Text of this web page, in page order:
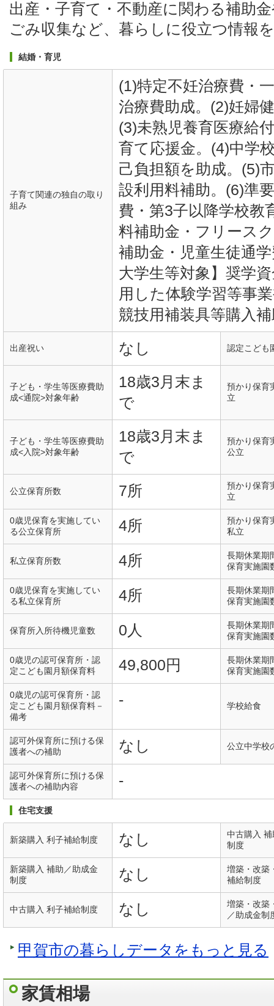
出産・子育て・不動産に関わる補助
ごみ収集など、暮らしに役立つ情報
結婚・育児
子育て関連の独自の取り
組み
(1)特定不妊治療費・
治療費助成。(2)妊婦
(3)未熟児養育医療給
育て応援金。(4)中学
己負担額を助成。(5)
設利用料補助。(6)準
費・第3子以降学校教
料補助金・フリース
補助金・児童生徒通
大学生等対象】奨学
用した体験学習等事
競技用補装具等購入
出産祝い なし 認定こども
子ども・学生等医療費助
成<通院>対象年齢
18歳3月末ま
で
預かり保育
立
子ども・学生等医療費助
成<入院>対象年齢
18歳3月末ま
で
預かり保育
公立
公立保育所数 7所
預かり保育
立
0歳児保育を実施してい
る公立保育所
4所
預かり保育
私立
私立保育所数 4所
長期休業期
保育実施園
0歳児保育を実施してい
る私立保育所
4所
長期休業期
保育実施園
保育所入所待機児童数 0人
長期休業期
保育実施園
0歳児の認可保育所・認
定こども園月額保育料
49,800円
長期休業期
保育実施園
0歳児の認可保育所・認
定こども園月額保育料－
備考
- 学校給食
認可外保育所に預ける保
護者への補助
なし 公立中学校
認可外保育所に預ける保
護者への補助内容
-
住宅支援
新築購入 利子補給制度 なし
中古購入
制度
新築購入 補助／助成金
制度
なし
増築・改築
補給制度
中古購入 利子補給制度 なし
増築・改築
／助成金制
甲賀市の暮らしデータをもっと見る
家賃相場